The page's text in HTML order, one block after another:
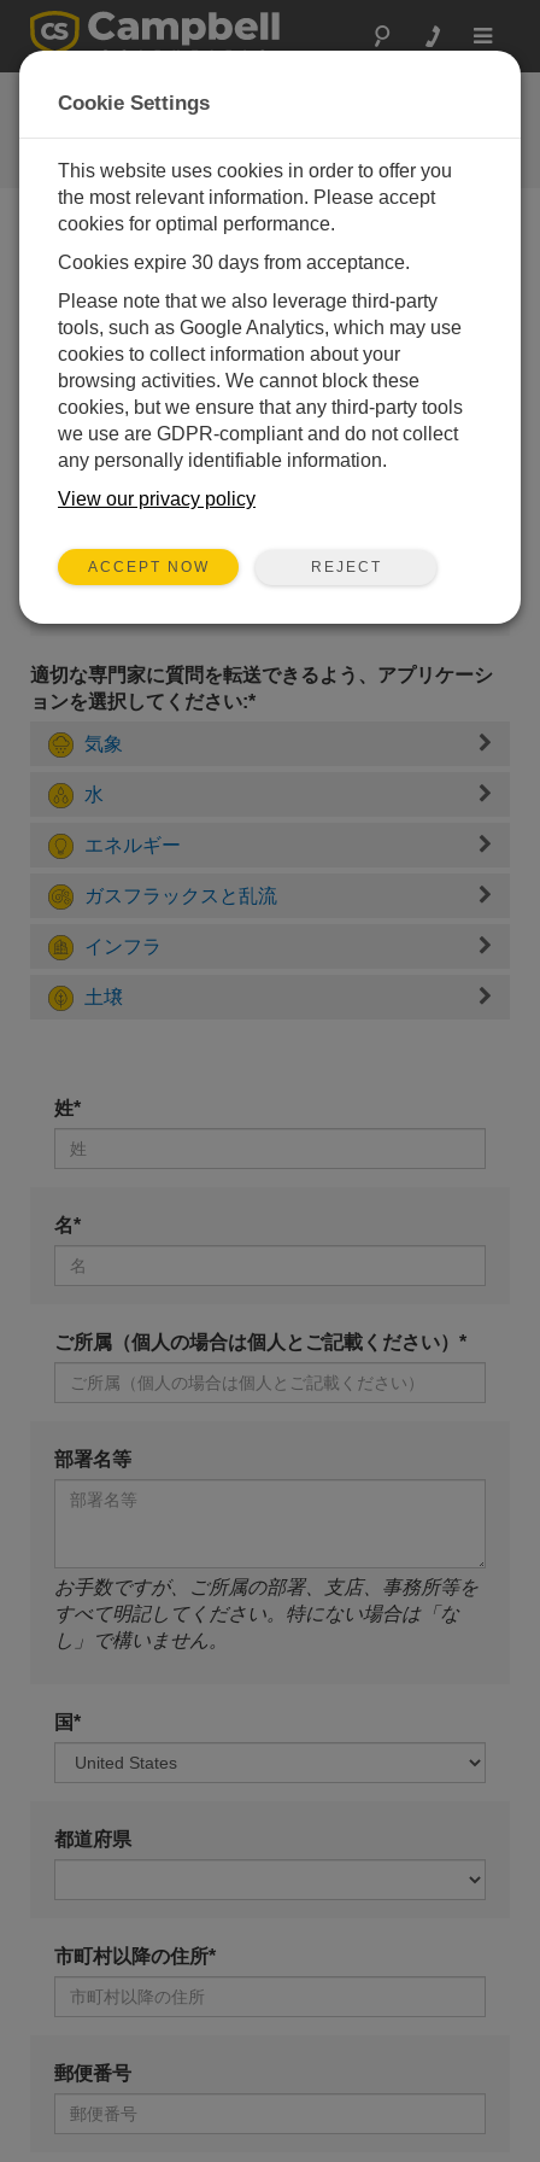
Toggle
お問い合わせ
通常1営業日以内に対応いたしま
す。
家がご連絡いたします。* = 必須項目です。
質問の種類を選択してください:
購入や見積について 技術的な質問
ここに質問を入力してください:*
適切な専門家に質問を転送できるよう、アプリケーシ
ョンを選択してください:*
気象
水
エネルギー
ガスフラックスと乱流
インフラ
土壌
姓*
名*
ご所属（個人の場合は個人とご記載ください）*
部署名等
お手数ですが、ご所属の部署、支店、事務所等を
すべて明記してください。特にない場合は「な
し」で構いません。
国*
都道府県
市町村以降の住所*
郵便番号
Cookie Settings
This website uses cookies in order to offer you
the most relevant information. Please accept
cookies for optimal performance.
Cookies expire 30 days from acceptance.
Please note that we also leverage third-party
tools, such as Google Analytics, which may use
cookies to collect information about your
browsing activities. We cannot block these
cookies, but we ensure that any third-party tools
we use are GDPR-compliant and do not collect
any personally identifiable information.
View our privacy policy
ACCEPT NOW REJECT